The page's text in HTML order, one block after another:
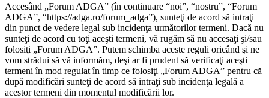
Accesând „Forum ADGA” (în continuare “noi”, “nostru”, “Forum
ADGA”, “https://adga.ro/forum_adga”), sunteţi de acord să intraţi
din punct de vedere legal sub incidenţa următorilor termeni. Dacă nu
sunteţi de acord cu toţi aceşti termeni, vă rugăm să nu accesaţi şi/sau
folosiţi „Forum ADGA”. Putem schimba aceste reguli oricând şi ne
vom strădui să vă informăm, deşi ar fi prudent să verificaţi aceşti
termeni în mod regulat în timp ce folosiţi „Forum ADGA” pentru că
după modificări sunteţi de acord să intraţi sub incidenţa legală a
acestor termeni din momentul modificării lor.